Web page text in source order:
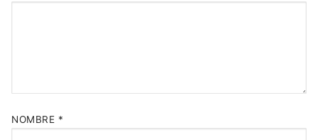
NOMBRE *